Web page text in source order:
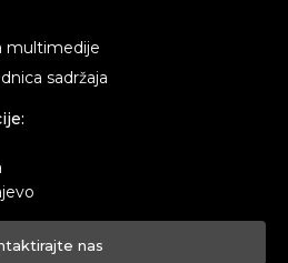
multimedije
sadržaja
nas